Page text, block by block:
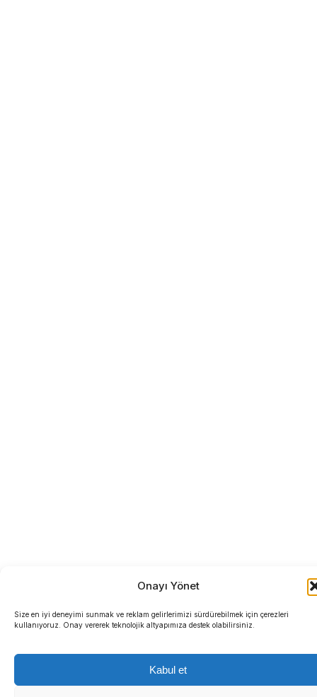
Onayı Yönet
Size en iyi deneyimi sunmak ve reklam gelirlerimizi sürdürebilmek için çerezleri
kullanıyoruz. Onay vererek teknolojik altyapımıza destek olabilirsiniz.
Kabul et